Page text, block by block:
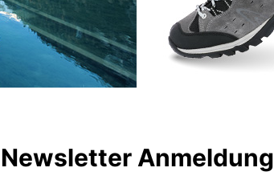
Newsletter Anmeldung